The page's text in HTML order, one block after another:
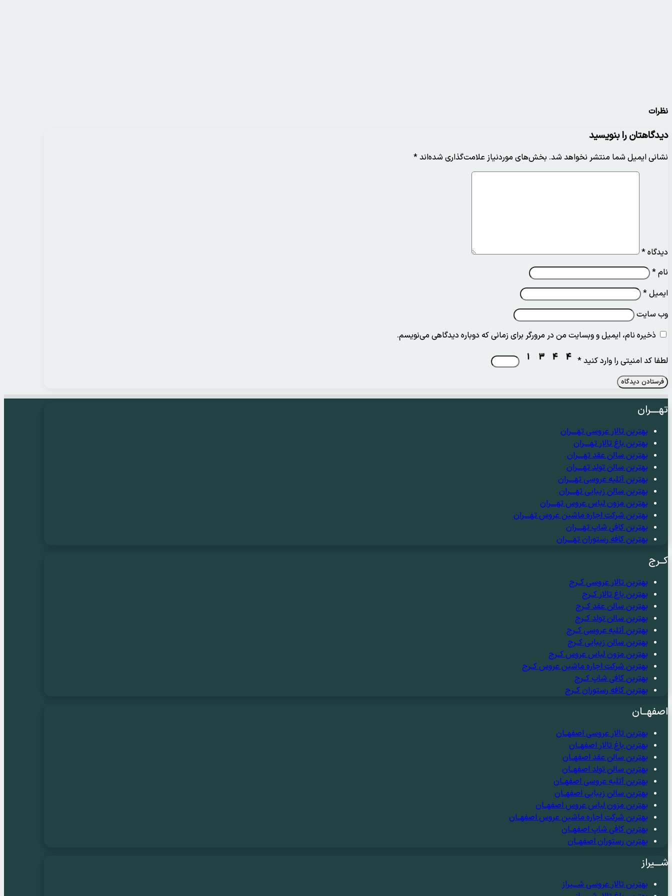
نظرات
دیدگاهتان را بنویسید
نشانی ایمیل شما منتشر نخواهد شد. بخش‌های موردنیاز علامت‌گذاری شده‌اند*
دیدگاه*
نام*
ایمیل*
وب‌ سایت
ذخیره نام، ایمیل و وبسایت من در مرورگر برای زمانی که دوباره دیدگاهی می‌نویسم.
لطفا کد امنیتی را وارد کنید*
تهــــران
بهترین تالار عروسی تهــــران
بهترین باغ تالار تهــــران
بهترین سالن عقد تهــــران
بهترین سالن تولد تهــــران
بهترین آتلیه عروسی تهــــران
بهترین سالن زیبایی تهــــران
بهترین مزون لباس عروس تهــــران
بهترین شرکت اجاره ماشین عروس تهــــران
بهترین کافی شاپ تهــــران
بهترین کافه رستوران تهــــران
کــرج
بهترین تالار عروسی کــرج
بهترین باغ تالار کــرج
بهترین سالن عقد کــرج
بهترین سالن تولد کــرج
بهترین آتلیه عروسی کــرج
بهترین سالن زیبایی کــرج
بهترین مزون لباس عروس کــرج
بهترین شرکت اجاره ماشین عروس کــرج
بهترین کافی شاپ کــرج
بهترین کافه رستوران کــرج
اصفهــان
بهترین تالار عروسی اصفهــان
بهترین باغ تالار اصفهــان
بهترین سالن عقد اصفهــان
بهترین سالن تولد اصفهــان
بهترین آتلیه عروسی اصفهــان
بهترین سالن زیبایی اصفهــان
بهترین مزون لباس عروس اصفهــان
بهترین شرکت اجاره ماشین عروس اصفهــان
بهترین کافی شاپ اصفهــان
بهترین رستوران اصفهــان
شـــیراز
بهترین تالار عروسی شـــیراز